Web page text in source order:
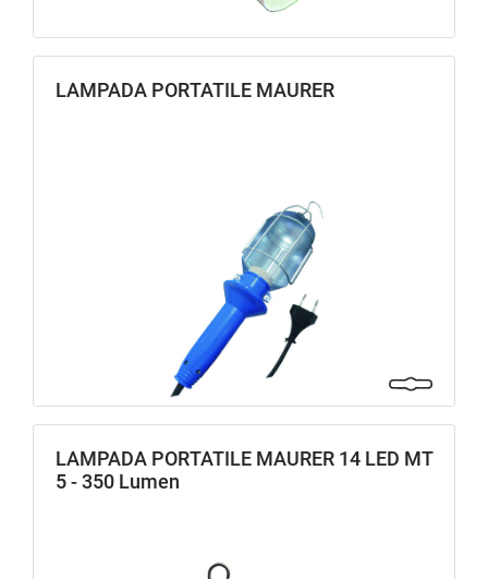
LAMPADA PORTATILE MAURER
LAMPADA PORTATILE MAURER 14 LED MT
5 - 350 Lumen